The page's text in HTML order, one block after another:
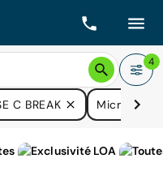
4
C BREAK Micro-